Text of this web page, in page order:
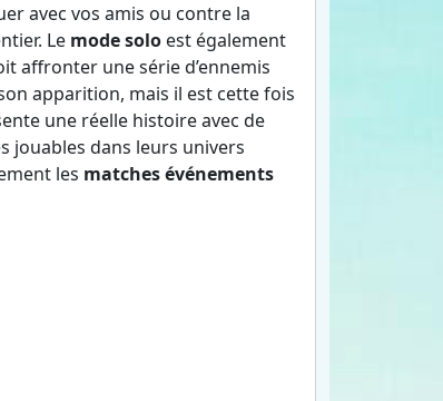
avec vos amis ou contre la
Le mode soloest également
affronter une série d’ennemis
apparition, mais il est cette fois
une réelle histoire avec de
jouables dans leurs univers
les matches événements